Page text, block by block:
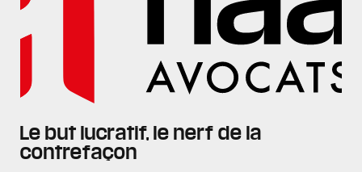
Le but lucratif, le nerf de la
contrefaçon